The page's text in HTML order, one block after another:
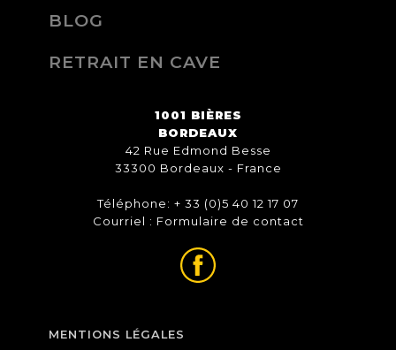
BLOG
RETRAIT EN CAVE
1001 BIÈRES
BORDEAUX
42 Rue Edmond Besse
33300 Bordeaux - France
Téléphone: + 33 (0)5 40 12 17 07
Courriel : Formulaire de contact
MENTIONS LÉGALES